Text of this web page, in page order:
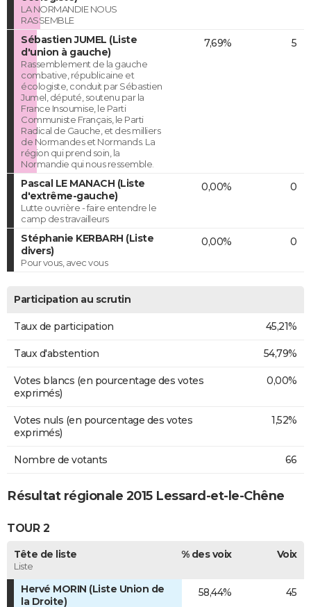
LA NORMANDIE NOUS
RASSEMBLE
Sébastien JUMEL (Liste
d'union à gauche)
Rassemblement de la gauche
combative, républicaine et
écologiste, conduit par Sébastien
Jumel, député, soutenu par la
France Insoumise, le Parti
Communiste Français, le Parti
Radical de Gauche, et des milliers
de Normandes et Normands. La
région qui prend soin, la
Normandie qui nous ressemble.
7,69% 5
Pascal LE MANACH (Liste
d'extrême-gauche)
Lutte ouvrière - faire entendre le
camp des travailleurs
0,00% 0
Stéphanie KERBARH (Liste
divers)
Pour vous, avec vous
0,00% 0
Participation au scrutin
Taux de participation 45,21%
Taux d'abstention 54,79%
Votes blancs (en pourcentage des votes
exprimés)
0,00%
Votes nuls (en pourcentage des votes
exprimés)
1,52%
Nombre de votants 66
Résultat régionale 2015 Lessard-et-le-Chêne
TOUR 2
Tête de liste
Liste
% des voix Voix
Hervé MORIN (Liste Union de
la Droite)
58,44% 45